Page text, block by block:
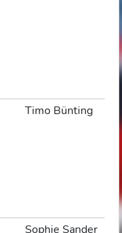
Timo Bünting
Sophie Sander